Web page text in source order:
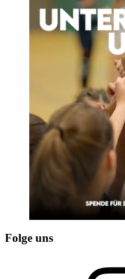
Folge uns